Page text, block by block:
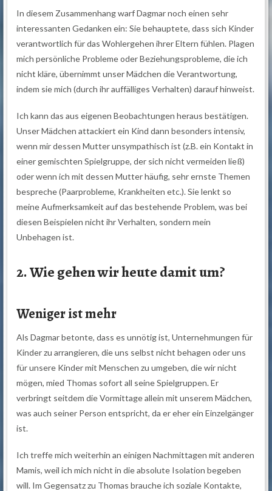
In diesem Zusammenhang warf Dagmar noch einen sehr
interessanten Gedanken ein: Sie behauptete, dass sich Kinder
verantwortlich für das Wohlergehen ihrer Eltern fühlen. Plagen
mich persönliche Probleme oder Beziehungsprobleme, die ich
nicht kläre, übernimmt unser Mädchen die Verantwortung,
indem sie mich (durch ihr auffälliges Verhalten) darauf hinweist.
Ich kann das aus eigenen Beobachtungen heraus bestätigen.
Unser Mädchen attackiert ein Kind dann besonders intensiv,
wenn mir dessen Mutter unsympathisch ist (z.B. ein Kontakt in
einer gemischten Spielgruppe, der sich nicht vermeiden ließ)
oder wenn ich mit dessen Mutter häufig, sehr ernste Themen
bespreche (Paarprobleme, Krankheiten etc.). Sie lenkt so
meine Aufmerksamkeit auf das bestehende Problem, was bei
diesen Beispielen nicht ihr Verhalten, sondern mein
Unbehagen ist.
2. Wie gehen wir heute damit um?
Weniger ist mehr
Als Dagmar betonte, dass es unnötig ist, Unternehmungen für
Kinder zu arrangieren, die uns selbst nicht behagen oder uns
für unsere Kinder mit Menschen zu umgeben, die wir nicht
mögen, mied Thomas sofort all seine Spielgruppen. Er
verbringt seitdem die Vormittage allein mit unserem Mädchen,
was auch seiner Person entspricht, da er eher ein Einzelgänger
ist.
Ich treffe mich weiterhin an einigen Nachmittagen mit anderen
Mamis, weil ich mich nicht in die absolute Isolation begeben
will. Im Gegensatz zu Thomas brauche ich soziale Kontakte,